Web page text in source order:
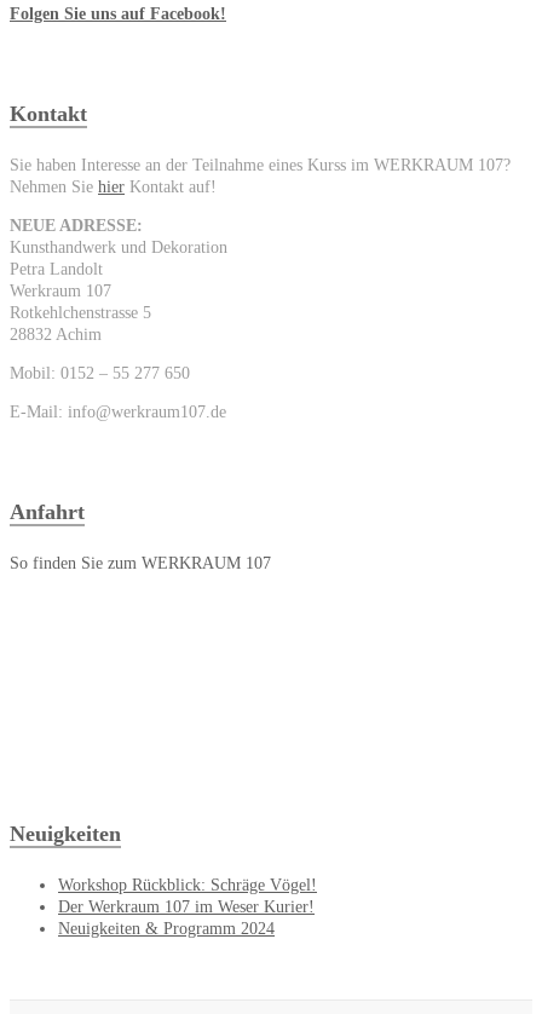
Folgen Sie uns auf Facebook!
Kontakt
Sie haben Interesse an der Teilnahme eines Kurss im WERKRAUM 107?
Nehmen Sie hier Kontakt auf!
NEUE ADRESSE:
Kunsthandwerk und Dekoration
Petra Landolt
Werkraum 107
Rotkehlchenstrasse 5
28832 Achim
Mobil: 0152 – 55 277 650
E-Mail: info@werkraum107.de
Anfahrt
So finden Sie zum WERKRAUM 107
Neuigkeiten
Workshop Rückblick: Schräge Vögel!
Der Werkraum 107 im Weser Kurier!
Neuigkeiten & Programm 2024